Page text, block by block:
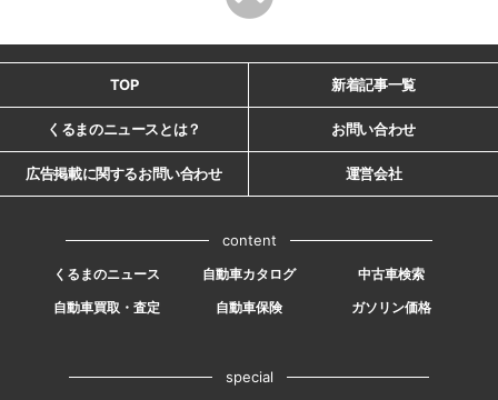
TOP 新着記事一覧
くるまのニュースとは？ お問い合わせ
広告掲載に関するお問い合わせ 運営会社
content
くるまのニュース 自動車カタログ
中古車検索
自動車買取・査定
自動車保険 ガソリン価格
special